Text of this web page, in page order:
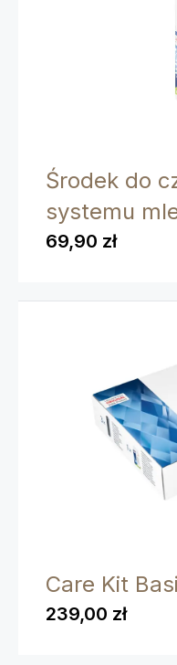
Środek do
systemu
69,90 zł
Care Kit
239,00 zł